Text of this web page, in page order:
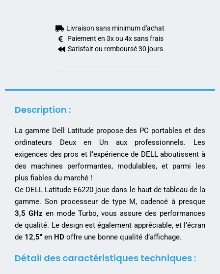
Livraison sans minimum d'achat
Paiement en 3x ou 4x sans frais
Satisfait ou remboursé 30 jours
Description :
La gamme Dell Latitude propose des PC portables et des
ordinateurs Deux en Un aux professionnels. Les
exigences des pros et l’expérience de DELL aboutissent à
des machines performantes, modulables, et parmi les
plus fiables du marché !
Ce DELL Latitude E6220 joue dans le haut de tableau de la
gamme. Son processeur de type M, cadencé à presque
3,5 GHz en mode Turbo, vous assure des performances
de qualité. Le design est également appréciable, et l’écran
de 12,5″ en HD offre une bonne qualité d’affichage.
Détail des caractéristiques techniques :